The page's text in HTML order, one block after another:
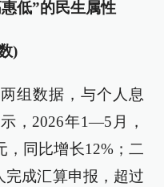
低”的民生属性
)
组数据，与个人息
，2026年1—5月，
，同比增长12%；二
完成汇算申报，超过